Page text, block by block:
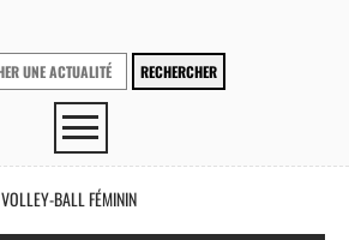
VOLLEY-BALL FÉMININ